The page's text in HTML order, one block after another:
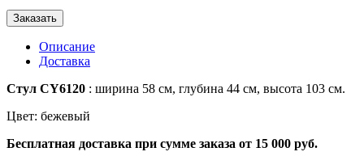
Заказать
Описание
Доставка
Стул CY6120 : ширина 58 см, глубина 44 см, высота 103 см.
Цвет: бежевый
Бесплатная доставка при сумме заказа от 15 000 руб.